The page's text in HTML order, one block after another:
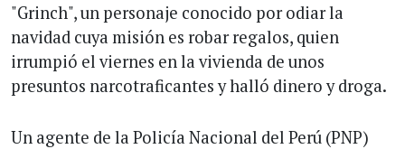
"Grinch", un personaje conocido por odiar la
navidad cuya misión es robar regalos, quien
irrumpió el viernes en la vivienda de unos
presuntos narcotraficantes y halló dinero y droga.
Un agente de la Policía Nacional del Perú (PNP)